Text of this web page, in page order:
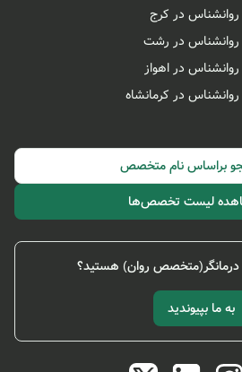
روانشناس در کرج
روانشناس در رشت
روانشناس در اهواز
روانشناس در کرمانشاه
براساس نام متخصص
لیست تخصص‌ها
درمانگر(متخصص روان) هستید؟
به ما بپیوندید